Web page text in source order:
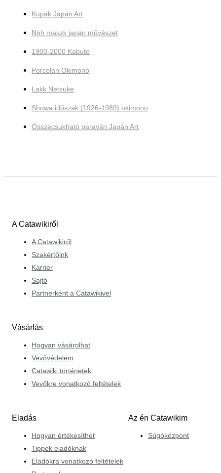
Kupák Japán Art
Noh maszk japán művészet
1900-2000 Kabuto
Porcelán Okimono
Lakk Netsuke
Shōwa időszak (1926-1989) okimono
Összecsukható paraván Japán Art
A Catawikiről
A Catawikiről
Szakértőink
Karrier
Sajtó
Partnerként a Catawikivel
Vásárlás
Hogyan vásárolhat
Vevővédelem
Catawiki történetek
Vevőkre vonatkozó feltételek
Eladás
Hogyan értékesíthet
Tippek eladóknak
Eladókra vonatkozó feltételek
Az én Catawikim
Súgóközpont